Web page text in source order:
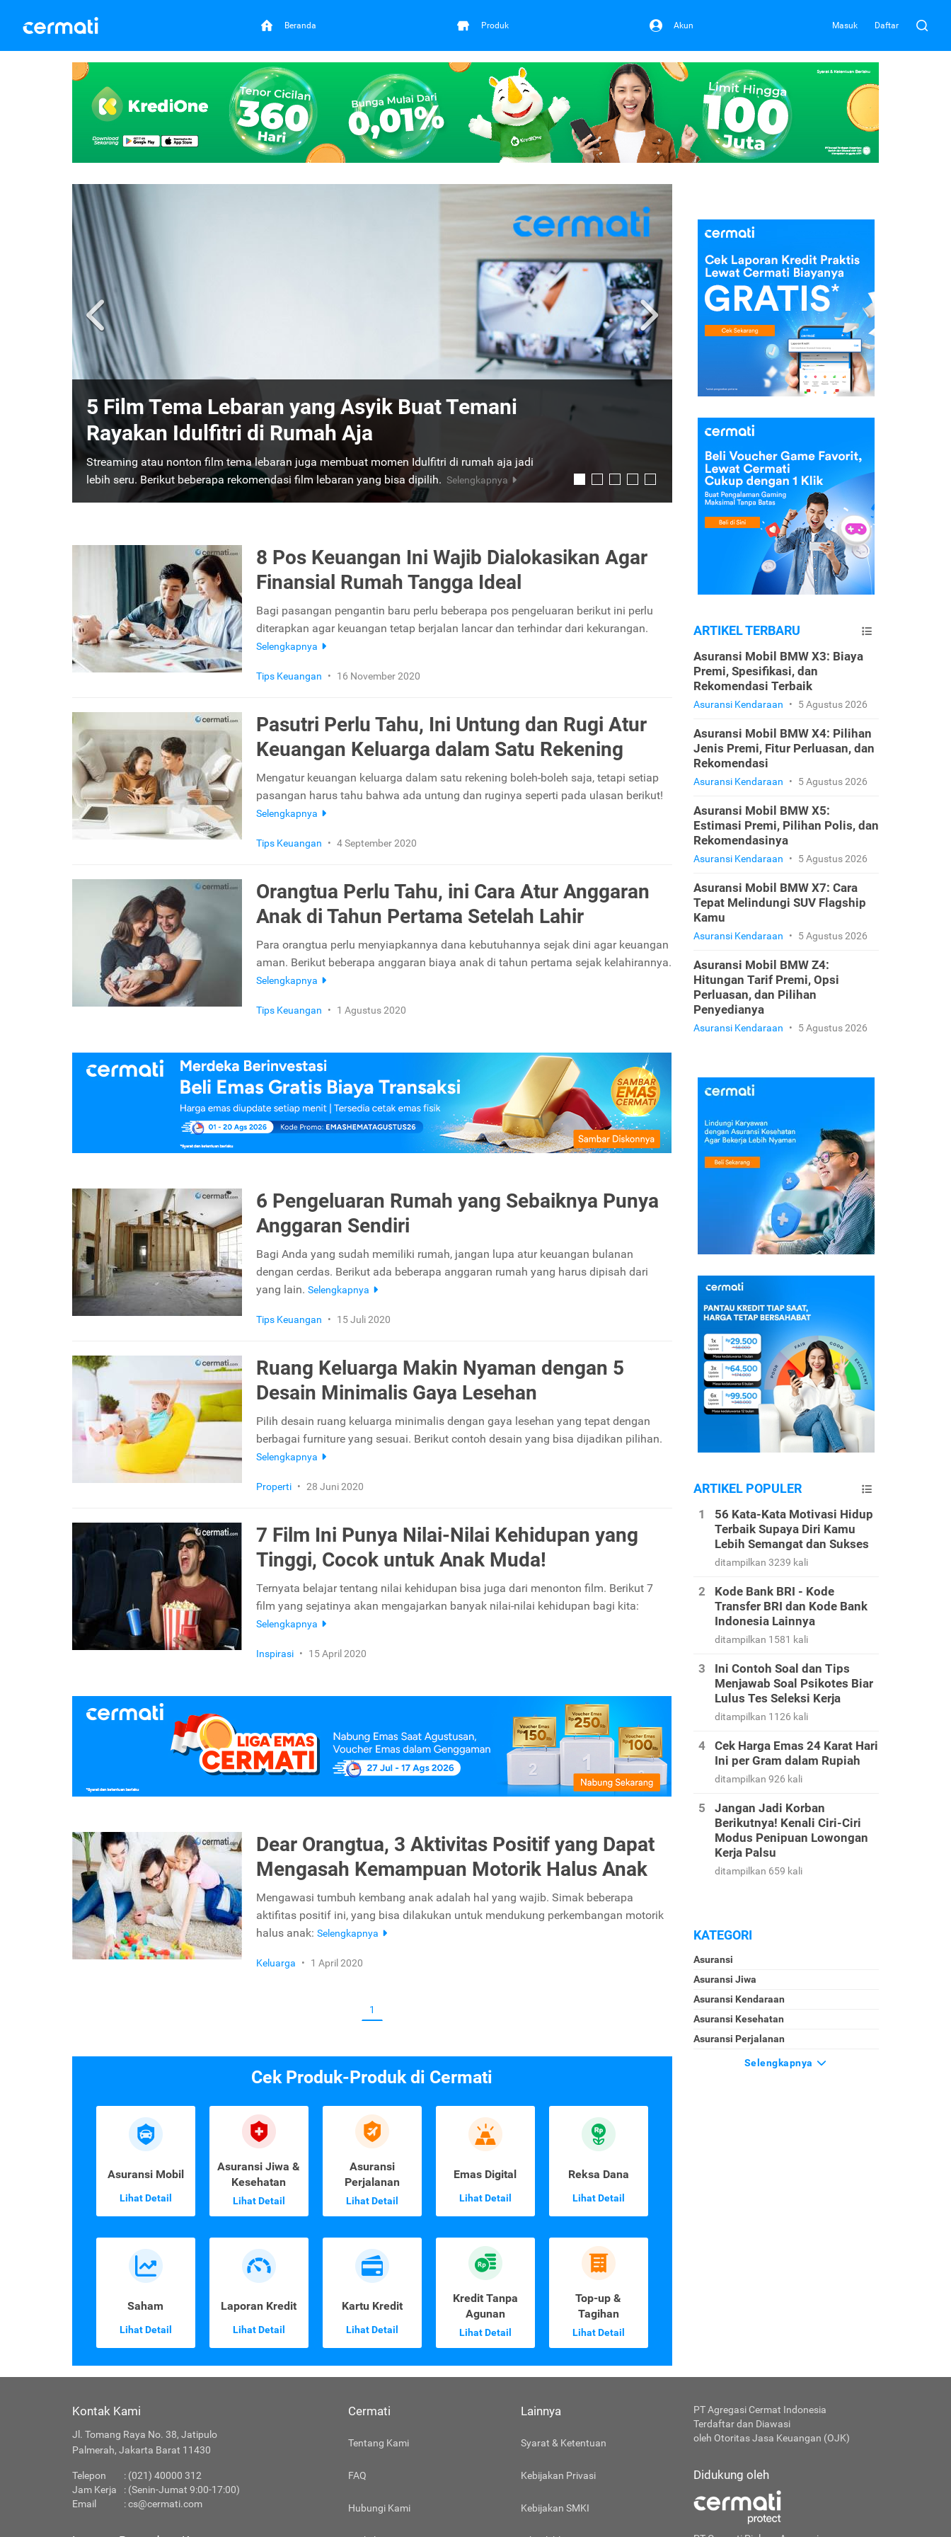
Beranda Produk Akun Masuk Daftar
Tips Mengelola Keuangan Keluarga Pasca
Perceraian
Meski pahit, kondisi semacam ini tetap perlu dihadapi. Berikut ini tips yang bisa digunakan
untuk mengatur keuangan keluarga ketika terjadi perceraian. Selengkapnya
Previous Next
8 Pos Keuangan Ini Wajib Dialokasikan Agar
Finansial Rumah Tangga Ideal
Bagi pasangan pengantin baru perlu beberapa pos pengeluaran berikut ini perlu
diterapkan agar keuangan tetap berjalan lancar dan terhindar dari kekurangan.
Selengkapnya
Tips Keuangan • 16 November 2020
Pasutri Perlu Tahu, Ini Untung dan Rugi Atur
Keuangan Keluarga dalam Satu Rekening
Mengatur keuangan keluarga dalam satu rekening boleh-boleh saja, tetapi setiap
pasangan harus tahu bahwa ada untung dan ruginya seperti pada ulasan berikut!
Selengkapnya
Tips Keuangan • 4 September 2020
Orangtua Perlu Tahu, ini Cara Atur Anggaran
Anak di Tahun Pertama Setelah Lahir
Para orangtua perlu menyiapkannya dana kebutuhannya sejak dini agar keuangan
aman. Berikut beberapa anggaran biaya anak di tahun pertama sejak kelahirannya.
Selengkapnya
Tips Keuangan • 1 Agustus 2020
6 Pengeluaran Rumah yang Sebaiknya Punya
Anggaran Sendiri
Bagi Anda yang sudah memiliki rumah, jangan lupa atur keuangan bulanan
dengan cerdas. Berikut ada beberapa anggaran rumah yang harus dipisah dari
yang lain. Selengkapnya
Tips Keuangan • 15 Juli 2020
Ruang Keluarga Makin Nyaman dengan 5
Desain Minimalis Gaya Lesehan
Pilih desain ruang keluarga minimalis dengan gaya lesehan yang tepat dengan
berbagai furniture yang sesuai. Berikut contoh desain yang bisa dijadikan pilihan.
Selengkapnya
Properti • 28 Juni 2020
7 Film Ini Punya Nilai-Nilai Kehidupan yang
Tinggi, Cocok untuk Anak Muda!
Ternyata belajar tentang nilai kehidupan bisa juga dari menonton film. Berikut 7
film yang sejatinya akan mengajarkan banyak nilai-nilai kehidupan bagi kita:
Selengkapnya
Inspirasi • 15 April 2020
Dear Orangtua, 3 Aktivitas Positif yang Dapat
Mengasah Kemampuan Motorik Halus Anak
Mengawasi tumbuh kembang anak adalah hal yang wajib. Simak beberapa
aktifitas positif ini, yang bisa dilakukan untuk mendukung perkembangan motorik
halus anak: Selengkapnya
Keluarga • 1 April 2020
1
Cek Produk-Produk di Cermati
Asuransi Mobil
Lihat Detail
Asuransi Jiwa &
Kesehatan
Lihat Detail
Asuransi
Perjalanan
Lihat Detail
Emas Digital
Lihat Detail
Reksa Dana
Lihat Detail
Saham
Lihat Detail
Laporan Kredit
Lihat Detail
Kartu Kredit
Lihat Detail
Kredit Tanpa
Agunan
Lihat Detail
Top-up &
Tagihan
Lihat Detail
ARTIKEL TERBARU
Asuransi Mobil BMW X3: Biaya
Premi, Spesifikasi, dan
Rekomendasi Terbaik
Asuransi Kendaraan • 5 Agustus 2026
Asuransi Mobil BMW X4: Pilihan
Jenis Premi, Fitur Perluasan, dan
Rekomendasi
Asuransi Kendaraan • 5 Agustus 2026
Asuransi Mobil BMW X5:
Estimasi Premi, Pilihan Polis, dan
Rekomendasinya
Asuransi Kendaraan • 5 Agustus 2026
Asuransi Mobil BMW X7: Cara
Tepat Melindungi SUV Flagship
Kamu
Asuransi Kendaraan • 5 Agustus 2026
Asuransi Mobil BMW Z4:
Hitungan Tarif Premi, Opsi
Perluasan, dan Pilihan
Penyedianya
Asuransi Kendaraan • 5 Agustus 2026
ARTIKEL POPULER
56 Kata-Kata Motivasi Hidup
Terbaik Supaya Diri Kamu
Lebih Semangat dan Sukses
ditampilkan 3239 kali
Kode Bank BRI - Kode
Transfer BRI dan Kode Bank
Indonesia Lainnya
ditampilkan 1581 kali
Ini Contoh Soal dan Tips
Menjawab Soal Psikotes Biar
Lulus Tes Seleksi Kerja
ditampilkan 1126 kali
Cek Harga Emas 24 Karat Hari
Ini per Gram dalam Rupiah
ditampilkan 926 kali
Jangan Jadi Korban
Berikutnya! Kenali Ciri-Ciri
Modus Penipuan Lowongan
Kerja Palsu
ditampilkan 659 kali
KATEGORI
Asuransi
Asuransi Jiwa
Asuransi Kendaraan
Asuransi Kesehatan
Asuransi Perjalanan
Selengkapnya
Kontak Kami
Jl. Tomang Raya No. 38, Jatipulo
Palmerah, Jakarta Barat 11430
Telepon
: (021) 40000 312
Jam Kerja
: (Senin-Jumat 9:00-17:00)
Email
:cs@cermati.com
Cermati
Tentang Kami
FAQ
Hubungi Kami
Lainnya
Syarat & Ketentuan
Kebijakan Privasi
Kebijakan SMKI
PT Agregasi Cermat Indonesia
Terdaftar dan Diawasi
oleh Otoritas Jasa Keuangan (OJK)
Didukung oleh